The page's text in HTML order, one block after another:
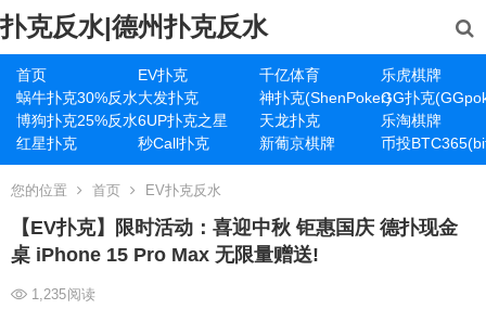
扑克反水|德州扑克反水
首页 EV扑克 千亿体育
乐虎棋牌
蜗牛扑克30%反水大发扑克 神扑克(ShenPoker)GG扑克
博狗扑克25%反水6UP扑克之星 天龙扑克
乐淘棋牌
红星扑克
秒Call扑克 新葡京棋牌 币投
您的位置 首页 EV扑克反水
【EV扑克】限时活动：喜迎中秋 钜惠国庆 德扑现金
桌 iPhone 15 Pro Max 无限量赠送!
1,235阅读